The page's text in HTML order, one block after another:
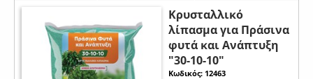
Κρυσταλλικό
λίπασμα για Πράσινα
φυτά και Ανάπτυξη
"30-10-10"
Κωδικός: 12463